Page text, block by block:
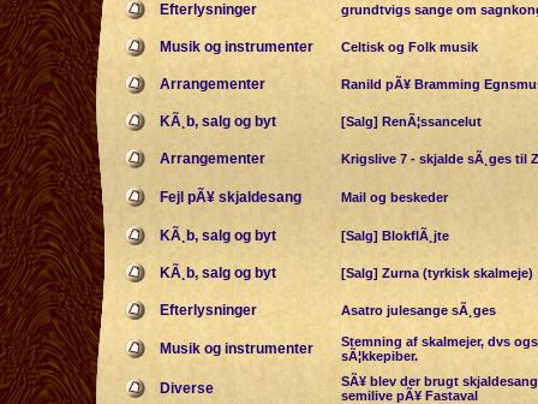
Efterlysninger grundtvigs sange om
Musik og instrumenter Celtisk og Folk musik
Arrangementer Ranild pÃ¥ Bramming
KÃ¸b, salg og byt [Salg] RenÃ¦ssancelut
Arrangementer Krigslive 7 - skjalde sÃ¸ges til
Fejl pÃ¥ skjaldesang Mail og beskeder
KÃ¸b, salg og byt [Salg] BlokflÃ¸jte
KÃ¸b, salg og byt [Salg] Zurna (tyrkisk skalmeje)
Efterlysninger Asatro julesange sÃ¸ges
Musik og instrumenter
Stemning af skalmejer, dvs
sÃ¦kkepiber.
Diverse
SÃ¥ blev der brugt
semilive pÃ¥ Fastaval